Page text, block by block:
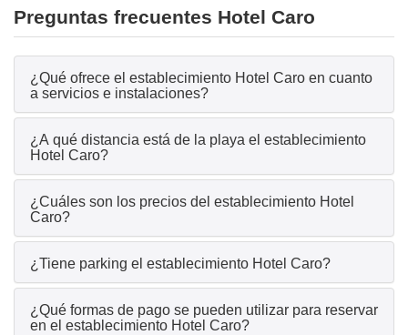
Preguntas frecuentes Hotel Caro
¿Qué ofrece el establecimiento Hotel Caro en cuanto
a servicios e instalaciones?
¿A qué distancia está de la playa el establecimiento
Hotel Caro?
¿Cuáles son los precios del establecimiento Hotel
Caro?
¿Tiene parking el establecimiento Hotel Caro?
¿Qué formas de pago se pueden utilizar para reservar
en el establecimiento Hotel Caro?